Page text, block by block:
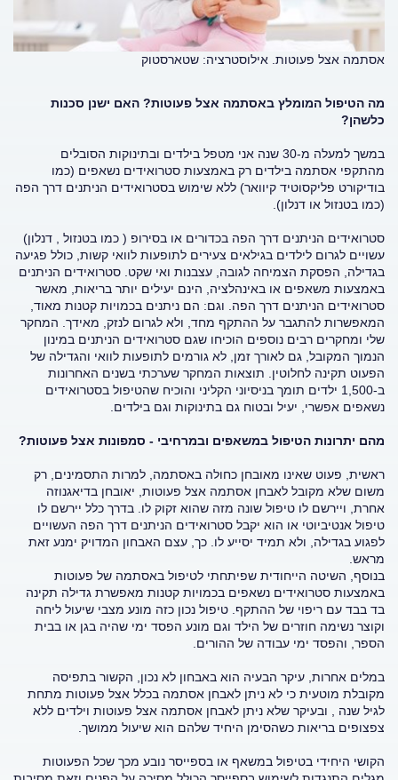
אסתמה אצל פעוטות. אילוסטרציה: שטארסטוק
מה הטיפול המומלץ באסתמה אצל פעוטות? האם ישנן סכנות
כלשהן?
במשך למעלה מ-30 שנה אני מטפל בילדים ובתינוקות הסובלים
מהתקפי אסתמה בילדים רק באמצעות סטרואידים נשאפים (כמו
בודיקורט פליקסוטיד קיוואר) ללא שימוש בסטרואידים הניתנים דרך הפה
(כמו בטנזול או דנלון).
סטרואידים הניתנים דרך הפה בכדורים או בסירופ ( כמו בטנזול , דנלון)
עשויים לגרום לילדים בגילאים צעירים לתופעות לוואי קשות, כולל פגיעה
בגדילה, הפסקת הצמיחה לגובה, עצבנות ואי שקט. סטרואידים הניתנים
באמצעות משאפים או באינהלציה, הינם יעילים יותר בריאות, מאשר
סטרואידים הניתנים דרך הפה. וגם: הם ניתנים בכמויות קטנות מאוד,
המאפשרות להתגבר על ההתקף מחד, ולא לגרום לנזק, מאידך. המחקר
שלי ומחקרים רבים נוספים הוכיחו שגם סטרואידים הניתנים במינון
הנמוך המקובל, גם לאורך זמן, לא גורמים לתופעות לוואי והגדילה של
הפעוט תקינה לחלוטין. תוצאות המחקר שערכתי בשנים האחרונות
ב-1,500 ילדים תומך בניסיוני הקליני והוכיח שהטיפול בסטרואידים
נשאפים אפשרי, יעיל ובטוח גם בתינוקות וגם בילדים.
מהם יתרונות הטיפול במשאפים ובמרחיבי - סמפונות אצל פעוטות?
ראשית, פעוט שאינו מאובחן כחולה באסתמה, למרות התסמינים, רק
משום שלא מקובל לאבחן אסתמה אצל פעוטות, יאובחן בדיאגנוזה
אחרת, ויירשם לו טיפול שונה מזה שהוא זקוק לו. בדרך כלל יירשם לו
טיפול אנטיביוטי או הוא יקבל סטרואידים הניתנים דרך הפה העשויים
לפגוע בגדילה, ולא תמיד יסייע לו. כך, עצם האבחון המדויק ימנע זאת
מראש.
בנוסף, השיטה הייחודית שפיתחתי לטיפול באסתמה של פעוטות
באמצעות סטרואידים נשאפים בכמויות קטנות מאפשרת גדילה תקינה
בד בבד עם ריפוי של ההתקף. טיפול נכון כזה מונע מצבי שיעול ליחה
וקוצר נשימה חוזרים של הילד וגם מונע הפסד ימי שהיה בגן או בבית
הספר, והפסד ימי עבודה של ההורים.
במלים אחרות, עיקר הבעיה הוא באבחון לא נכון, הקשור בתפיסה
מקובלת מוטעית כי לא ניתן לאבחן אסתמה בכלל אצל פעוטות מתחת
לגיל שנה , ובעיקר שלא ניתן לאבחן אסתמה אצל פעוטות וילדים ללא
צפצופים בריאות כשהסימן היחיד שלהם הוא שיעול ממושך.
הקושי היחידי בטיפול במשאף או בספייסר נובע מכך שכל הפעוטות